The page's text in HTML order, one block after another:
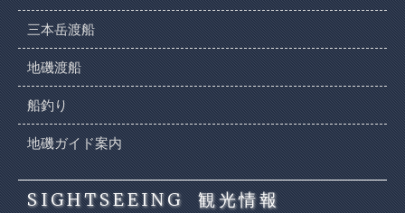
三本岳渡船
地磯渡船
船釣り
地磯ガイド案内
SIGHTSEEING 観光情報